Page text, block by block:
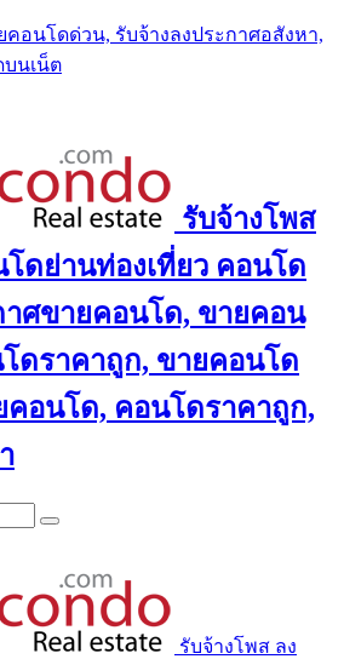
อนโดด่วน, รับจ้างลงประกาศอสังหา,
นเน็ต
รับจ้างโพส
ดย่านท่องเที่ยว คอนโด
าศขายคอนโด, ขายคอน
ดราคาถูก, ขายคอนโด
คอนโด, คอนโดราคาถูก,
รับจ้างโพส ลง